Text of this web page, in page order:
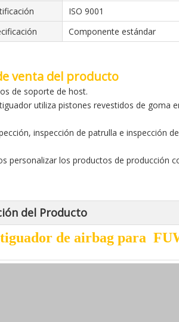
ISO 9001
Componente estándar
venta del producto
de soporte de host.
utiliza pistones revestidos de goma
inspección de patrulla e inspección
personalizar los productos de producción
del Producto
de airbag para